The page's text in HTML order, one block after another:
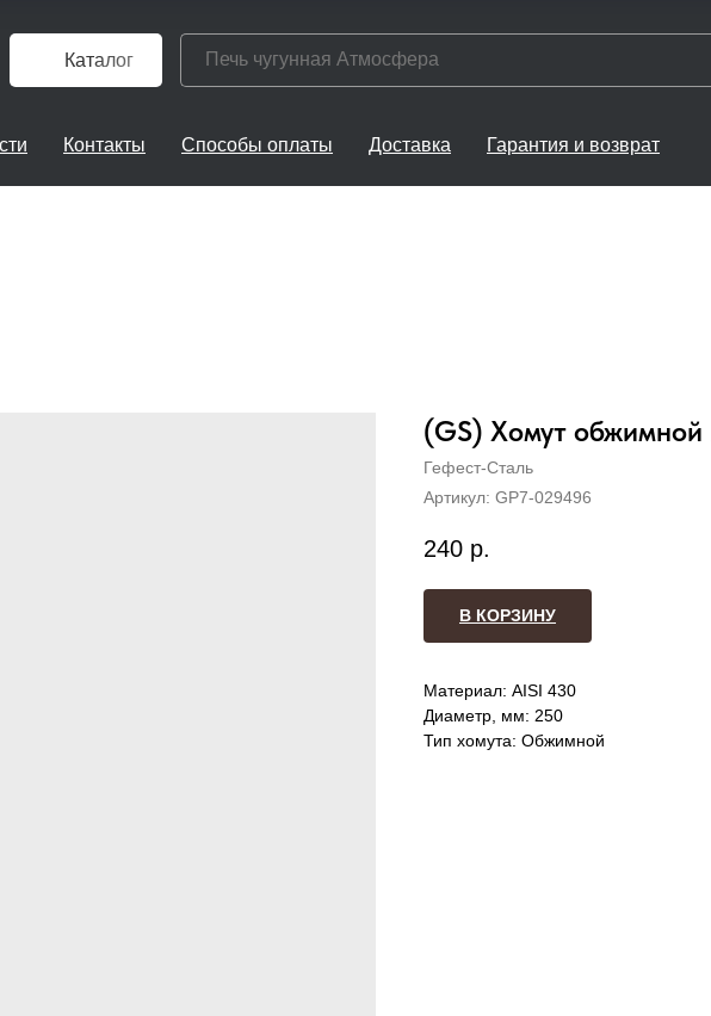
Каталог
Контакты Способы оплаты Доставка Гарантия и возврат
(GS) Хомут
Гефест-Сталь
Артикул: GP7-029496
240 р.
В КОРЗИНУ
Материал: AISI 430
Диаметр, мм: 250
Тип хомута: Обжимной